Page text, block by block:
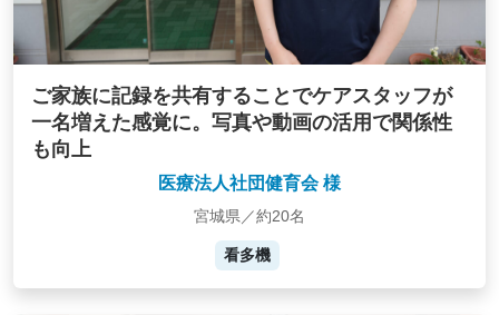
ご家族に記録を共有することでケアスタッフが
一名増えた感覚に。写真や動画の活用で関係性
も向上
医療法人社団健育会 様
宮城県／約20名
看多機